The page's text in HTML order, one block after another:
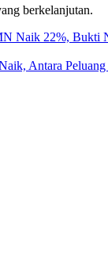
berkelanjutan.
Naik 22%, Bukti
Antara Peluang